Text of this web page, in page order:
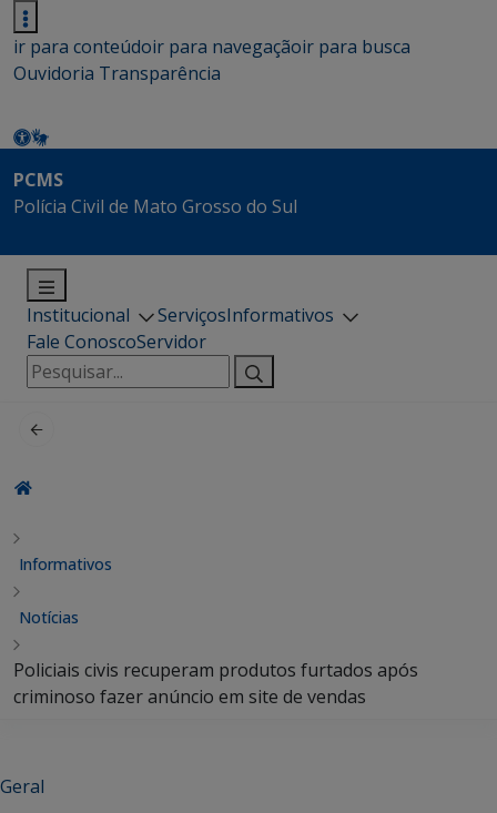
ir para conteúdoir para navegaçãoir para busca
Ouvidoria Transparência
PCMS
Polícia Civil de Mato Grosso do Sul
Institucional ServiçosInformativos
Fale ConoscoServidor
Pesquisar
por:
Informativos
Notícias
Policiais civis recuperam produtos furtados após
criminoso fazer anúncio em site de vendas
Geral